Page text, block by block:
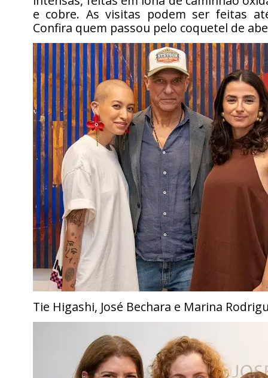
e cobre. As visitas podem ser feitas
Confira quem passou pelo coquetel de
Tie Higashi, José Bechara e Marina